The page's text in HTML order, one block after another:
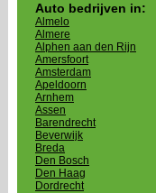
Auto bedrijven in:
Almelo
Almere
Alphen aan den Rijn
Amersfoort
Amsterdam
Apeldoorn
Arnhem
Assen
Barendrecht
Beverwijk
Breda
Den Bosch
Den Haag
Dordrecht